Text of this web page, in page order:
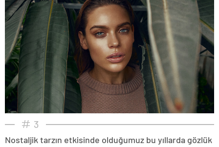
3
Nostaljik tarzın etkisinde olduğumuz bu yıllarda gözlük